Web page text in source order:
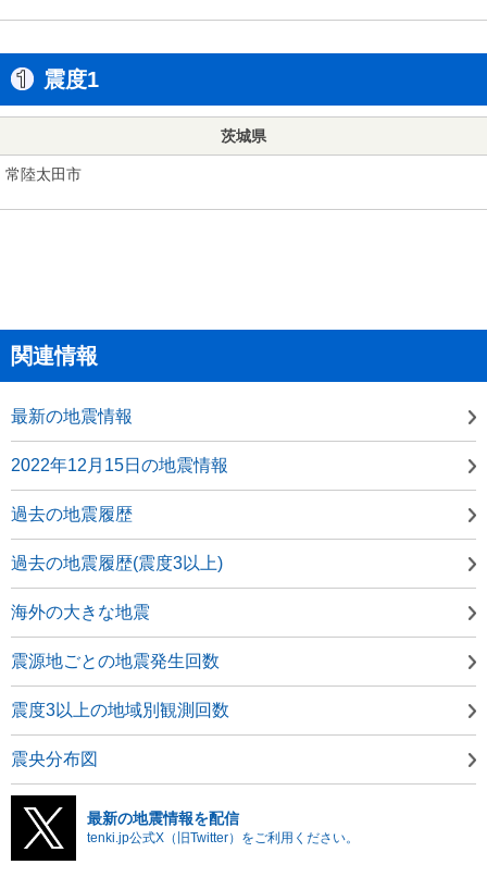
震度1
茨城県
常陸太田市
関連情報
最新の地震情報
2022年12月15日の地震情報
過去の地震履歴
過去の地震履歴(震度3以上)
海外の大きな地震
震源地ごとの地震発生回数
震度3以上の地域別観測回数
震央分布図
最新の地震情報を配信
tenki.jp公式X（旧Twitter）をご利用ください。